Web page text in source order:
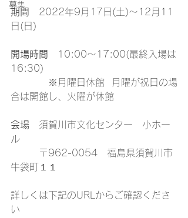
募集
期間
2022年9月17日(土)～12月11
日(日)
開場時間
10:00～17:00(最終入場は
16:30)
※月曜日休館  月曜が祝日の場
合は開館し、火曜が休館
会場 須賀川市文化センター　小ホー
ル
〒962-0054　福島県須賀川市
牛袋町１１
詳しくは下記のURLからご確認くださ
い